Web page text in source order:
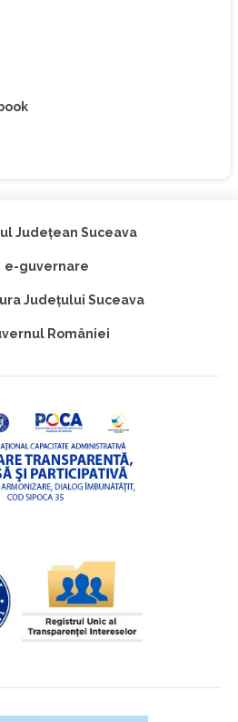
Judeţean Suceava
e-guvernare
Judeţului Suceava
României